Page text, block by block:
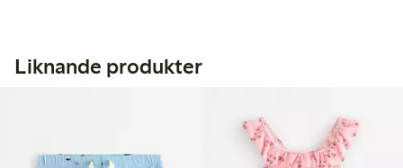
Liknande produkter